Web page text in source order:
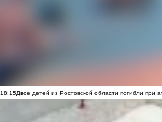
18:15Двое детей из Ростовской области погибли при